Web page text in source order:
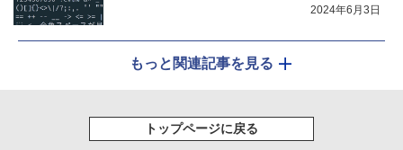
2024年6月3日
もっと関連記事を見る
トップページに戻る